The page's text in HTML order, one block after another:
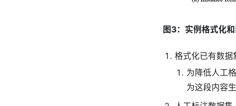
图3：实例格式化
格式化已有数据
为降低人工
为这段内容